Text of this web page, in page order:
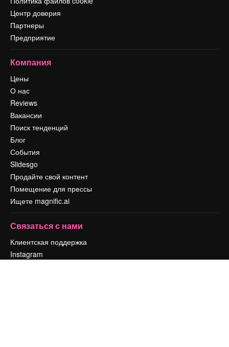
Центр доверия
Партнеры
Предприятие
Компания
Цены
О нас
Reviews
Вакансии
Поиск тенденций
Блог
События
Slidesgo
Продайте свой контент
Помещение для прессы
Ищете magnific.ai
Связаться с нами
Клиентская поддержка
Instagram